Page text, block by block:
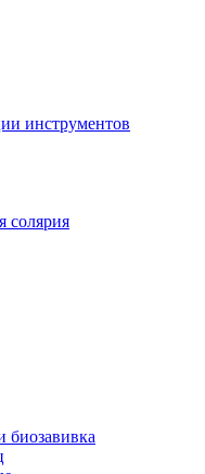
инструментов
солярия
биозавивка